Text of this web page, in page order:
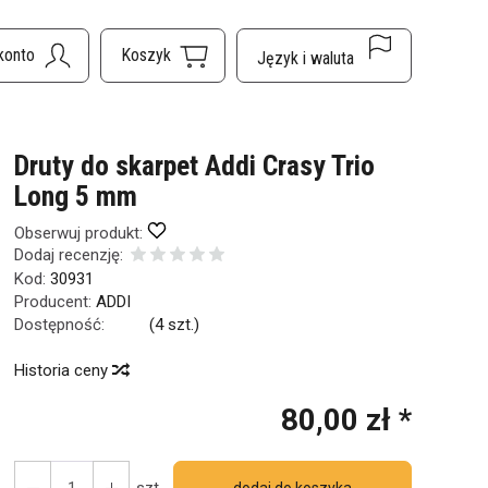
Druty do skarpet Addi Crasy Trio
Long 5 mm
Obserwuj produkt:
Dodaj recenzję:
Kod: 30931
Producent: ADDI
Dostępność:
(4szt.)
Historia ceny
80,00 zł *